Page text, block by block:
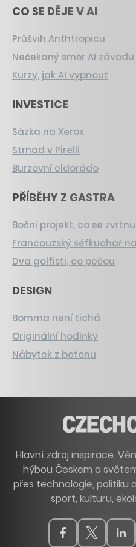
CO SE DĚJE V AI
Průšvih Anthtropicu
Nečekaný směr AI závodu
Kurzy, jak AI vypnout
INVESTICE
Sázka na Xerox
Strnad v Pirelli
Burzovní eldorádo
PŘÍBĚHY Z GASTRA
Boční projekt, co se
Francouzský šéfkuchař
Dva golfisti, co pečou
DESIGN
Bomma není tichá
Originální hodinky
Nábytek z betonu
Hlavní zdroj inspirace.
hýbou Českem a
přes technologie, politiku
sport, kulturu,